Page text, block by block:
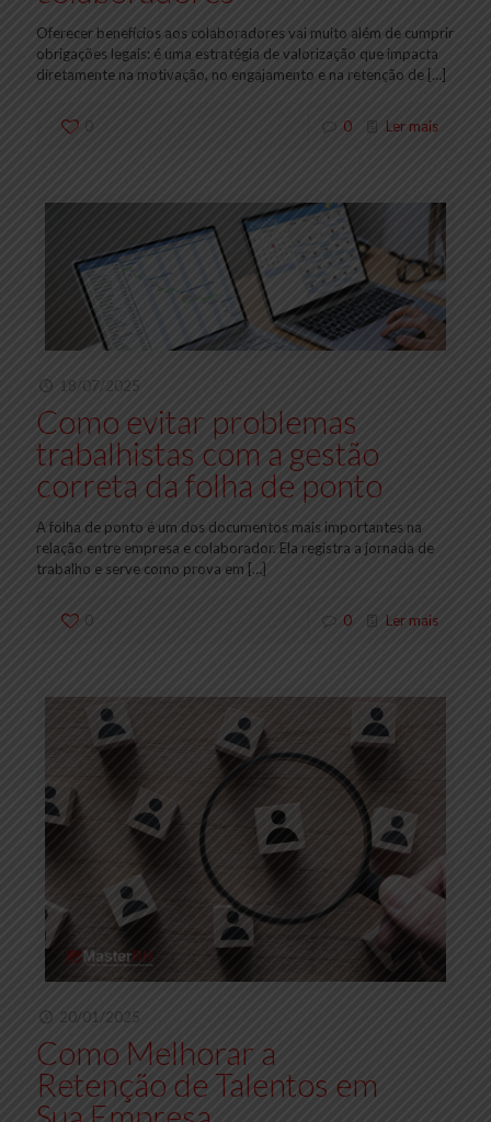
Oferecer benefícios aos colaboradores vai muito além de cumprir
obrigações legais: é uma estratégia de valorização que impacta
diretamente na motivação, no engajamento e na retenção de […]
0 0 Ler mais
18/07/2025
Como evitar problemas
trabalhistas com a gestão
correta da folha de ponto
A folha de ponto é um dos documentos mais importantes na
relação entre empresa e colaborador. Ela registra a jornada de
trabalho e serve como prova em […]
0 0 Ler mais
20/01/2025
Como Melhorar a
Retenção de Talentos em